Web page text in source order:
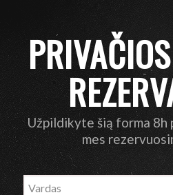
Užpildikyte šią forma 8h
mes